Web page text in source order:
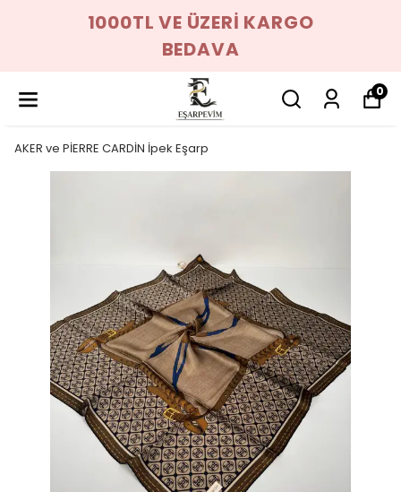
1000TL VE ÜZERİ KARGO
BEDAVA
0
AKER ve PİERRE CARDİN İpek Eşarp